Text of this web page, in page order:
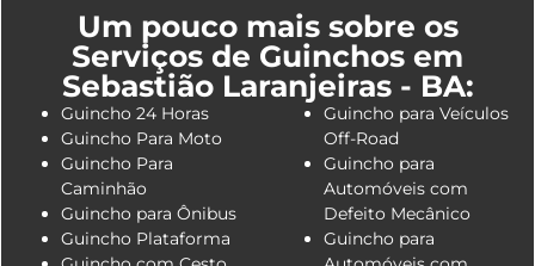
Um pouco mais sobre os
Serviços de Guinchos em
Sebastião Laranjeiras - BA:
Guincho 24 Horas
Guincho Para Moto
Guincho Para
Caminhão
Guincho para Ônibus
Guincho Plataforma
Guincho para Veículos
Off-Road
Guincho para
Automóveis com
Defeito Mecânico
Guincho para